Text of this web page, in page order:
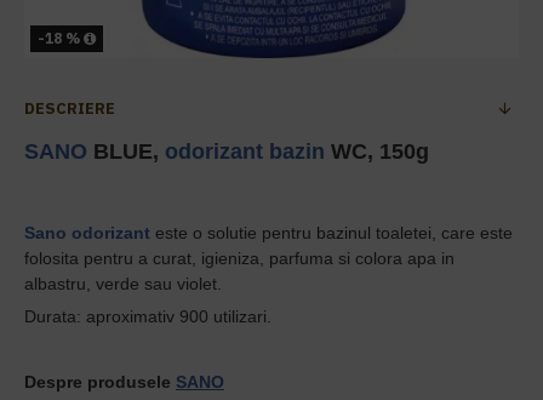
-18 %
DESCRIERE
SANO BLUE, odorizant bazin WC, 150g
Sano odorizant este o solutie pentru bazinul toaletei, care este
folosita pentru a curat, igieniza, parfuma si colora apa in
albastru, verde sau violet.
Durata: aproximativ 900 utilizari.
Despre produsele SANO